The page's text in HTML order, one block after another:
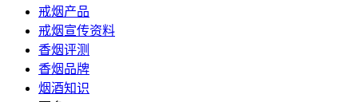
戒烟产品
戒烟宣传资料
香烟评测
香烟品牌
烟酒知识